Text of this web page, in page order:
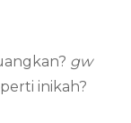
gw
inikah?